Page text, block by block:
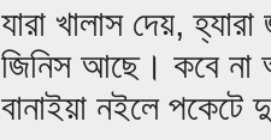
যারা খালাস দেয়,
জিনিস আছে। কবে না
বানাইয়া নইলে পকেটে